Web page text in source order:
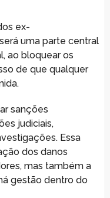
ex-
uma parte central
ao bloquear os
de que qualquer
sanções
judiciais,
Essa
dos danos
mas também a
gestão dentro do